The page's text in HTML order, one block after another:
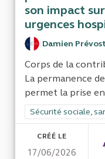
son impact
urgences
Damien Prévost
Corps de la
La permanence
permet la prise
Filtrer les résultats
Sécurité sociale,
CRÉÉ LE
17/06/2026